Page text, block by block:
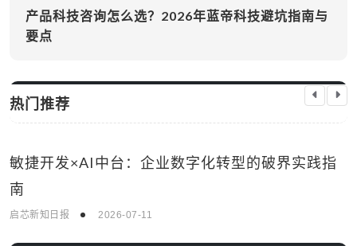
产品科技咨询怎么选？2026年蓝帝科技避坑指南与
要点
热门推荐
科技资讯
敏捷开发×AI中台：企业数字化转型的破界实践指
南
启芯新知日报 2026-07-11